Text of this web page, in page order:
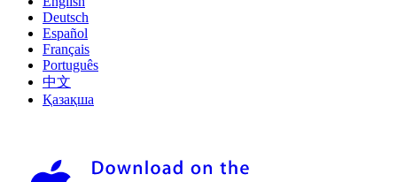
Deutsch
Español
Français
Português
中文
Қазақша